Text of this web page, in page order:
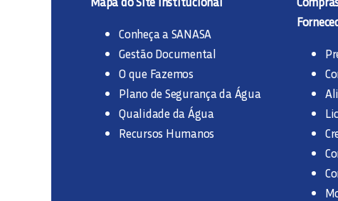
Conheça a SANASA
Gestão Documental
O que Fazemos
Plano de Segurança da Água
Qualidade da Água
Recursos Humanos